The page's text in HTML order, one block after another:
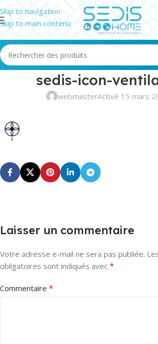
Skip to navigation
Skip to main contenu
sedis-icon-
webmasterActivé 15 mars
Laisser un commentaire
Votre adresse e-mail ne sera pas publiée.
obligatoires sont indiqués avec *
Commentaire *